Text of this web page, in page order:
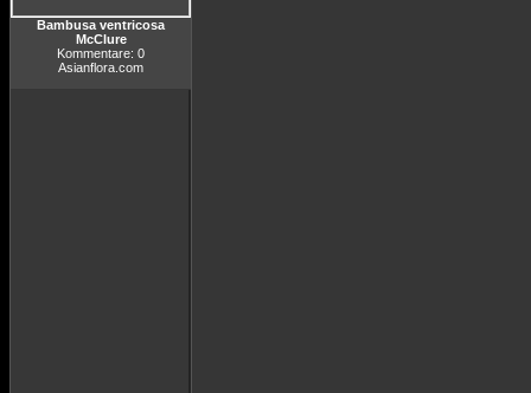
Bambusa ventricosa
McClure
Kommentare: 0
Asianflora.com